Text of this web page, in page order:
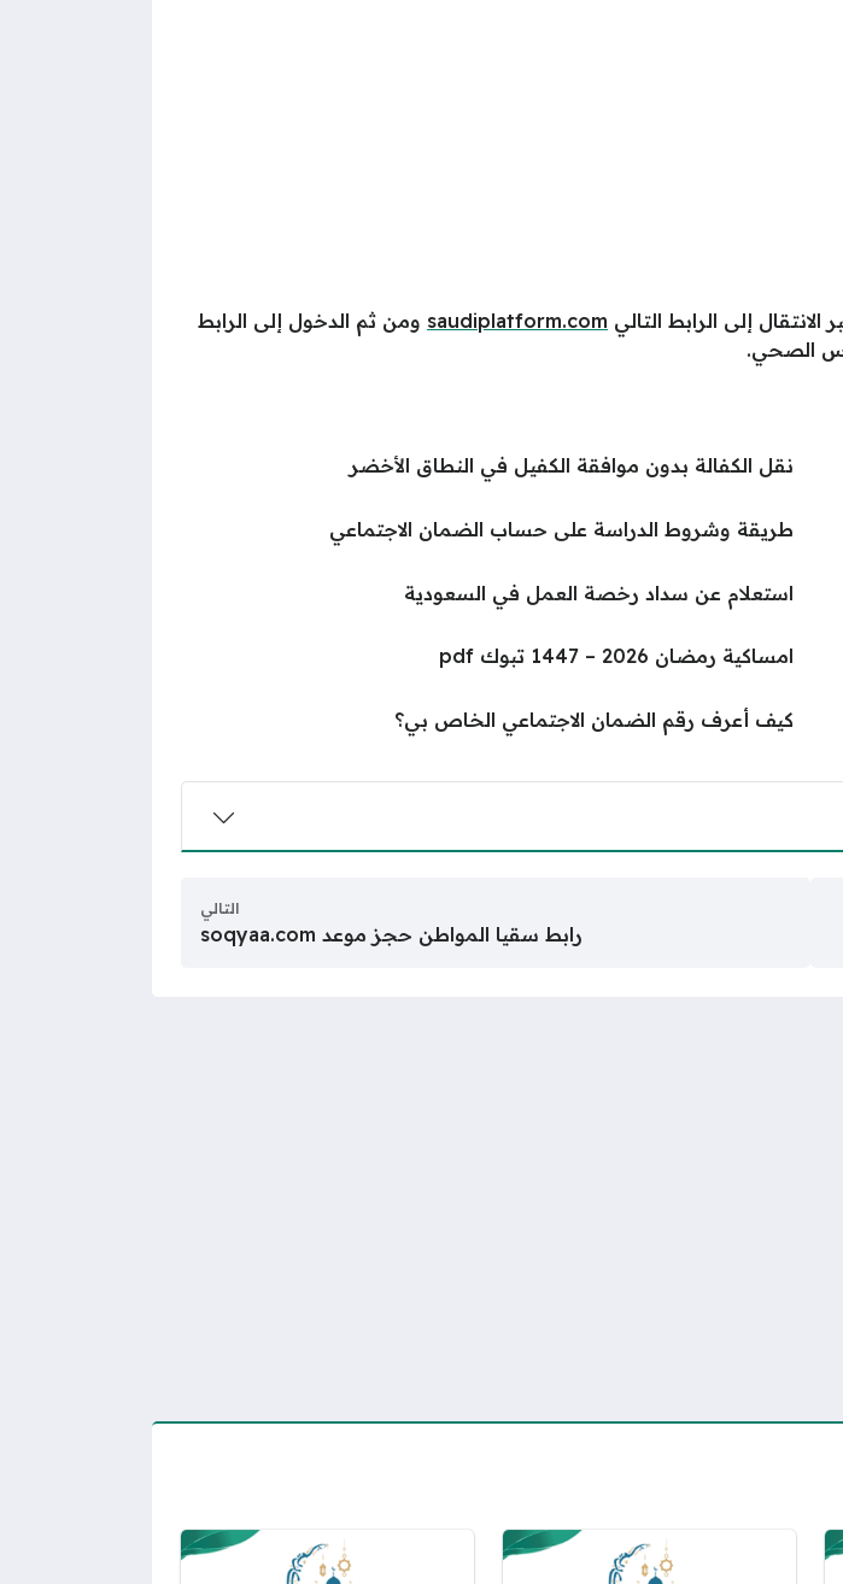
إلى الرابط التالي saudiplatform.com ومن ثم الدخول إلى الرابط
الصحي.
نقل الكفالة بدون موافقة الكفيل في النطاق الأخضر
طريقة وشروط الدراسة على حساب الضمان الاجتماعي
استعلام عن سداد رخصة العمل في السعودية
امساكية رمضان 2026 – 1447 تبوك pdf
كيف أعرف رقم الضمان الاجتماعي الخاص بي؟
التالي
رابط سقيا المواطن حجز موعد soqyaa.com